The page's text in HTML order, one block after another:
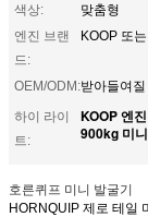
색상:
맞춤형
엔진 브랜
드:
KOOP 또
OEM/ODM:받아들여
하이 라이
트:
KOOP 엔
900kg 미
호른퀴프 미니 발굴기
HORNQUIP 제로 테일